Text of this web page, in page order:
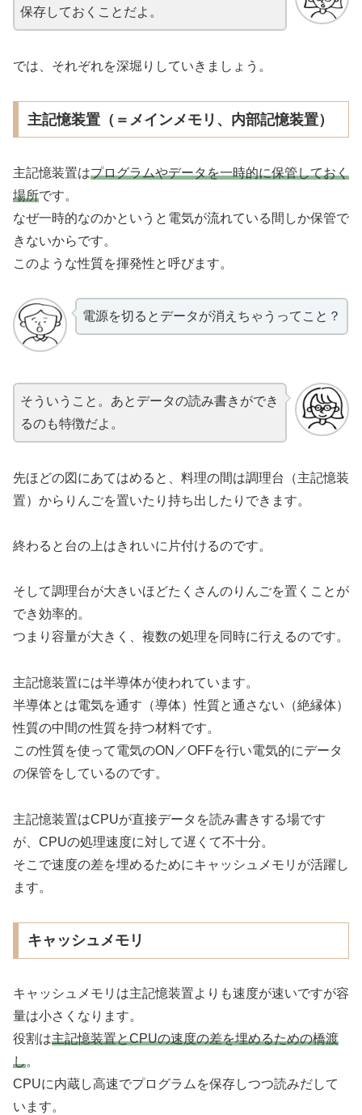
保存しておくことだよ。
では、それぞれを深堀りしていきましょう。
主記憶装置（＝メインメモリ、内部記憶装置）
主記憶装置はプログラムやデータを一時的に保管しておく
場所です。
なぜ一時的なのかというと電気が流れている間しか保管で
きないからです。
このような性質を揮発性と呼びます。
電源を切るとデータが消えちゃうってこと？
そういうこと。あとデータの読み書きができ
るのも特徴だよ。
先ほどの図にあてはめると、料理の間は調理台（主記憶装
置）からりんごを置いたり持ち出したりできます。
終わると台の上はきれいに片付けるのです。
そして調理台が大きいほどたくさんのりんごを置くことが
でき効率的。
つまり容量が大きく、複数の処理を同時に行えるのです。
主記憶装置には半導体が使われています。
半導体とは電気を通す（導体）性質と通さない（絶縁体）
性質の中間の性質を持つ材料です。
この性質を使って電気のON／OFFを行い電気的にデータ
の保管をしているのです。
主記憶装置はCPUが直接データを読み書きする場です
が、CPUの処理速度に対して遅くて不十分。
そこで速度の差を埋めるためにキャッシュメモリが活躍し
ます。
キャッシュメモリ
キャッシュメモリは主記憶装置よりも速度が速いですが容
量は小さくなります。
役割は主記憶装置とCPUの速度の差を埋めるための橋渡
し。
CPUに内蔵し高速でプログラムを保存しつつ読みだして
います。